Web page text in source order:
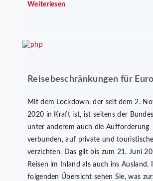
Weiterlesen
Reisebeschränkungen für
Mit dem Lockdown, der seit dem 2.
2020 in Kraft ist, ist seitens der
unter anderem auch die Aufforderung
verbunden, auf private und
verzichten. Das gilt bis zum 21. Juni
Reisen im Inland als auch ins Ausland.
folgenden Übersicht sehen Sie, was